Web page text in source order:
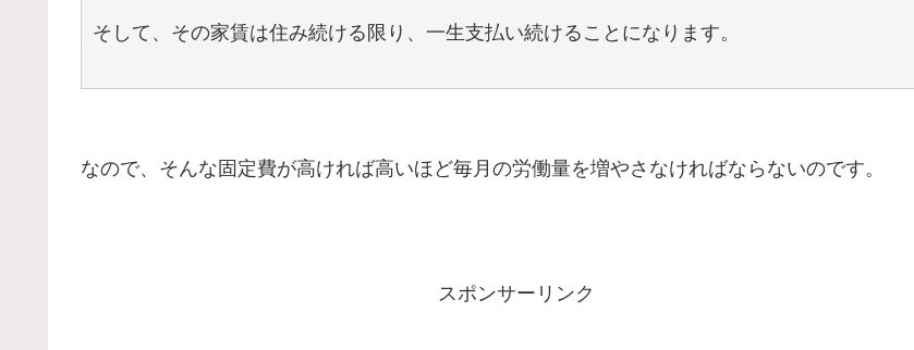
そして、その家賃は住み続ける限り、一生支払い続けることになります。
なので、そんな固定費が高ければ高いほど毎月の労働量を増やさなければならないのです。
スポンサーリンク